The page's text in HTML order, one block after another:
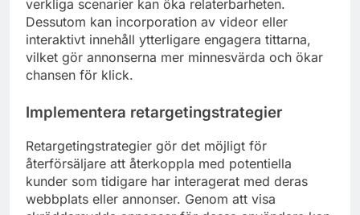
verkliga scenarier kan öka relaterbarheten.
Dessutom kan incorporation av videor eller
interaktivt innehåll ytterligare engagera tittarna,
vilket gör annonserna mer minnesvärda och ökar
chansen för klick.
Implementera retargetingstrategier
Retargetingstrategier gör det möjligt för
återförsäljare att återkoppla med potentiella
kunder som tidigare har interagerat med deras
webbplats eller annonser. Genom att visa